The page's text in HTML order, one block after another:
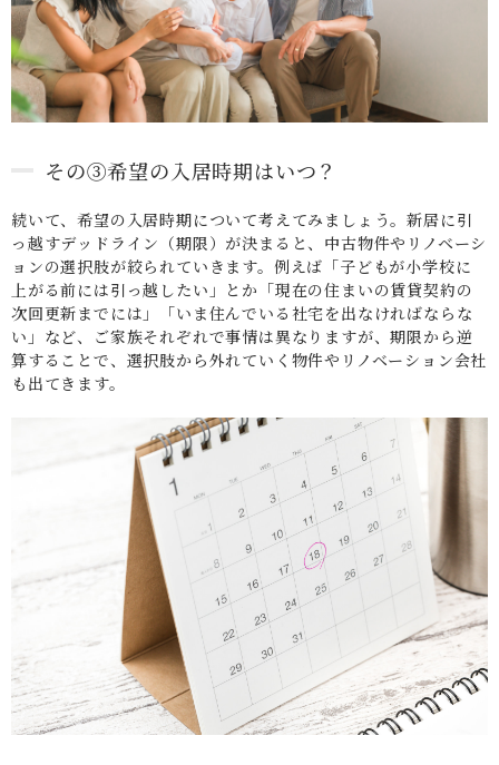
その③希望の入居時期はいつ？
続いて、希望の入居時期について考えてみましょう。新居に引
っ越すデッドライン（期限）が決まると、中古物件やリノベーシ
ョンの選択肢が絞られていきます。例えば「子どもが小学校に
上がる前には引っ越したい」とか「現在の住まいの賃貸契約の
次回更新までには」「いま住んでいる社宅を出なければならな
い」など、ご家族それぞれで事情は異なりますが、期限から逆
算することで、選択肢から外れていく物件やリノベーション会社
も出てきます。